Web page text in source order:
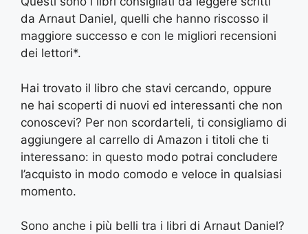
da Arnaut Daniel, quelli che hanno riscosso il
maggiore successo e con le migliori recensioni
dei lettori*.
Hai trovato il libro che stavi cercando, oppure
ne hai scoperti di nuovi ed interessanti che non
conoscevi? Per non scordarteli, ti consigliamo di
aggiungere al carrello di Amazon i titoli che ti
interessano: in questo modo potrai concludere
l’acquisto in modo comodo e veloce in qualsiasi
momento.
Sono anche i più belli tra i libri di Arnaut Daniel?